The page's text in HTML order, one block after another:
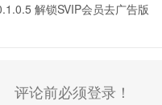
解锁SVIP会员去广告版
评论前必须登录！